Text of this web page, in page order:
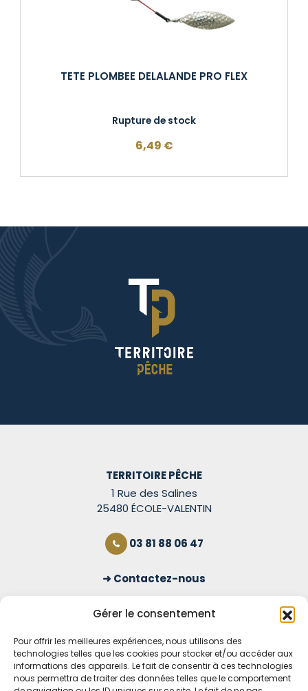
Gérer le consentement
Pour offrir les meilleures expériences, nous utilisons des
technologies telles que les cookies pour stocker et/ou accéder aux
informations des appareils. Le fait de consentir à ces technologies
nous permettra de traiter des données telles que le comportement
TETE PLOMBEE DELALANDE PRO FLEX
Rupture de stock
6,49 €
TERRITOIRE PÊCHE
1 Rue des Salines
25480 ÉCOLE-VALENTIN
03 81 88 06 47
Contactez-nous
OUVERT TOUS LES JOURS
Voir nos horaires